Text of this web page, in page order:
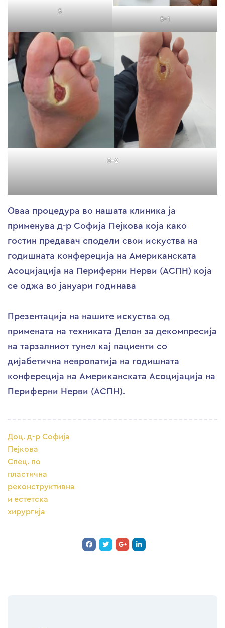
5
5-1
5-2
Оваа процедура во нашата клиника ја
применува д-р Софија Пејкова која како
гостин предавач сподели свои искуства на
годишната конфереција на Американската
Асоцијација на Периферни Нерви (АСПН) која
се оджа во јануари годинава
Презентација на нашите искуства од
примената на техниката Делон за декомпресија
на тарзалниот тунел кај пациенти со
дијабетична невропатија на годишната
конфереција на Американската Асоцијација на
Периферни Нерви (АСПН).
Доц. д-р Софија
Пејкова
Спец. по
пластична
реконструктивна
и естетска
хирургија